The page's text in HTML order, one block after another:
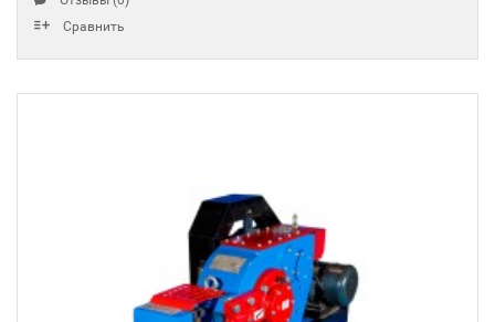
Сравнить